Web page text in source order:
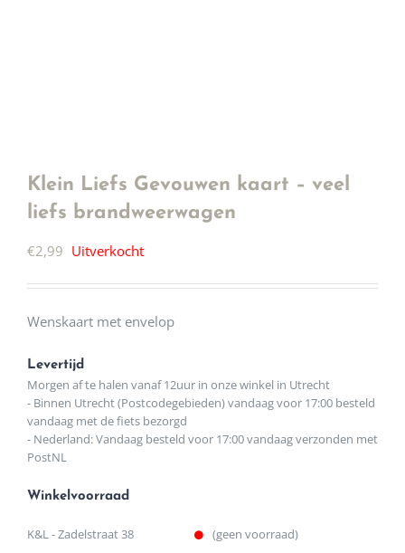
Klein Liefs Gevouwen kaart – veel
liefs brandweerwagen
€2,99 Uitverkocht
Wenskaart met envelop
Levertijd
Morgen af te halen vanaf 12uur in onze winkel in Utrecht
- Binnen Utrecht (Postcodegebieden) vandaag voor 17:00 besteld
vandaag met de fiets bezorgd
- Nederland: Vandaag besteld voor 17:00 vandaag verzonden met
PostNL
Winkelvoorraad
K&L - Zadelstraat 38 (geen voorraad)